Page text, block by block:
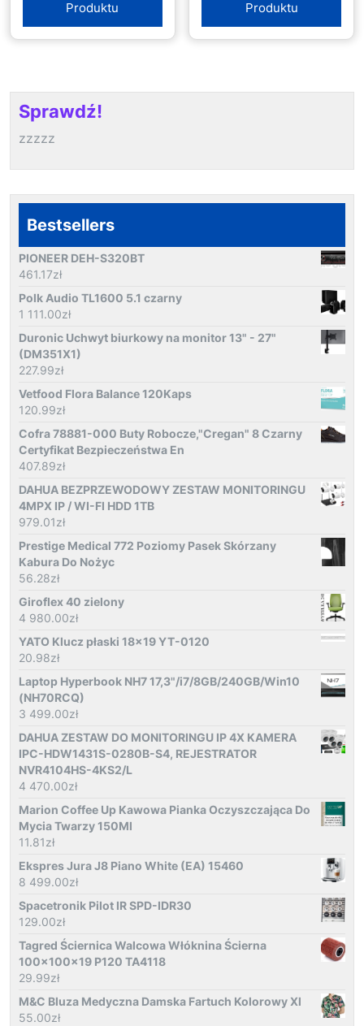
Produktu Produktu
Sprawdź!
zzzzz
Bestsellers
PIONEER DEH-S320BT
461.17zł
Polk Audio TL1600 5.1 czarny
1 111.00zł
Duronic Uchwyt biurkowy na monitor 13" - 27"
(DM351X1)
227.99zł
Vetfood Flora Balance 120Kaps
120.99zł
Cofra 78881-000 Buty Robocze,"Cregan" 8 Czarny
Certyfikat Bezpieczeństwa En
407.89zł
DAHUA BEZPRZEWODOWY ZESTAW MONITORINGU
4MPX IP / WI-FI HDD 1TB
979.01zł
Prestige Medical 772 Poziomy Pasek Skórzany
Kabura Do Nożyc
56.28zł
Giroflex 40 zielony
4 980.00zł
YATO Klucz płaski 18x19 YT-0120
20.98zł
Laptop Hyperbook NH7 17,3"/i7/8GB/240GB/Win10
(NH70RCQ)
3 499.00zł
DAHUA ZESTAW DO MONITORINGU IP 4X KAMERA
IPC-HDW1431S-0280B-S4, REJESTRATOR
NVR4104HS-4KS2/L
4 470.00zł
Marion Coffee Up Kawowa Pianka Oczyszczająca Do
Mycia Twarzy 150Ml
11.81zł
Ekspres Jura J8 Piano White (EA) 15460
8 499.00zł
Spacetronik Pilot IR SPD-IDR30
129.00zł
Tagred Ściernica Walcowa Włóknina Ścierna
100x100x19 P120 TA4118
29.99zł
M&C Bluza Medyczna Damska Fartuch Kolorowy Xl
55.00zł